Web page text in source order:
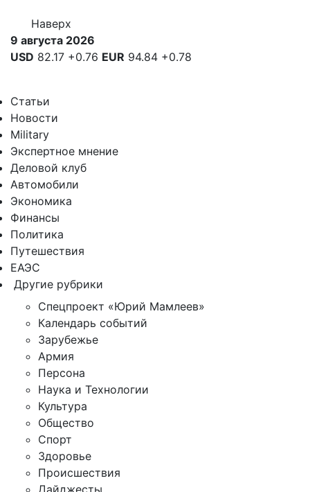
Наверх
9 августа 2026
USD 82.17 +0.76 EUR 94.84 +0.78
Статьи
Новости
Military
Экспертное мнение
Деловой клуб
Автомобили
Экономика
Финансы
Политика
Путешествия
ЕАЭС
Другие рубрики
Спецпроект «Юрий Мамлеев»
Календарь событий
Зарубежье
Армия
Персона
Наука и Технологии
Культура
Общество
Спорт
Здоровье
Происшествия
Дайджесты